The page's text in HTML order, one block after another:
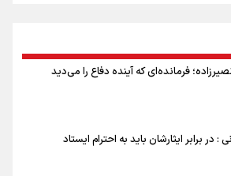
ایران و عمان ندارد
آب از نگرانی‌های جدی دوران جنگ است/ خطر از
شهید «محمود صارمی»
اظهارات شتاب‌زده درباره چگونگی شهادت اجتناب
فرمانده‌ای که آینده دفاع را می‌دید
: در برابر ایثارشان باید به احترام ایستاد